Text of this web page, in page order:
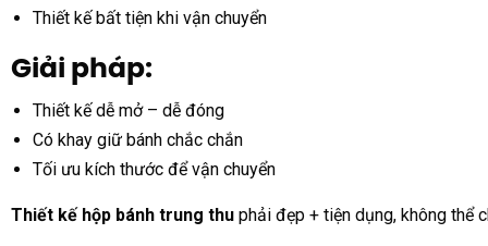
Thiết kế bất tiện khi vận chuyển
Giải pháp:
Thiết kế dễ mở – dễ đóng
Có khay giữ bánh chắc chắn
Tối ưu kích thước để vận chuyển
Thiết kế hộp bánh trung thu phải đẹp + tiện dụng, không thể